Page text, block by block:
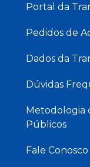
Portal da
Pedidos de
Dados da
Dúvidas
Metodologia
Públicos
Fale Conosco